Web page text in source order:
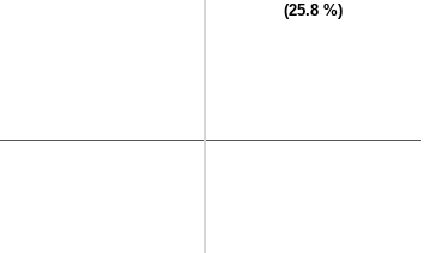
(25.8 %)